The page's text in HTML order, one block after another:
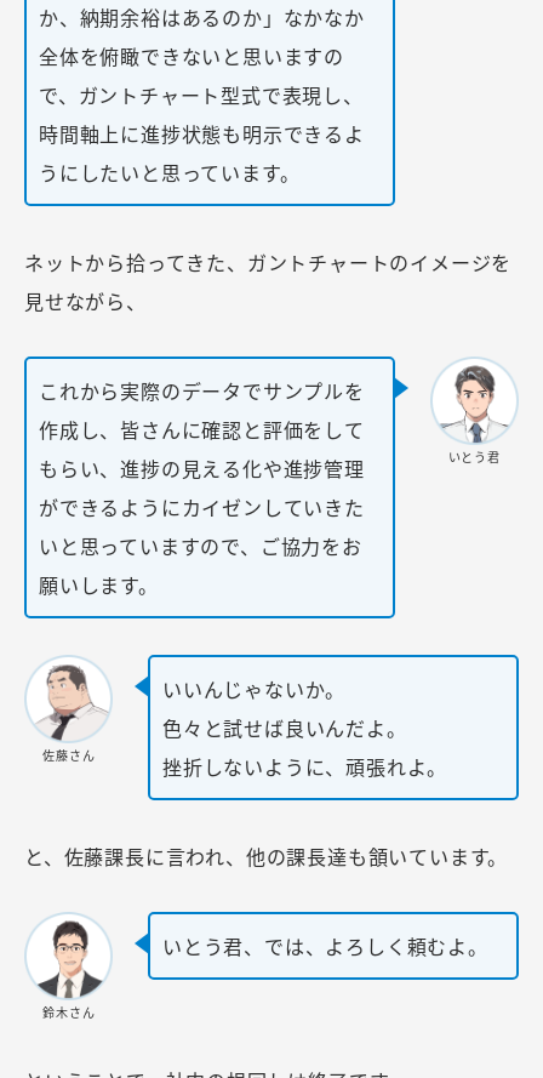
か、納期余裕はあるのか」なかなか
全体を俯瞰できないと思いますの
で、ガントチャート型式で表現し、
時間軸上に進捗状態も明示できるよ
うにしたいと思っています。
ネットから拾ってきた、ガントチャートのイメージを
見せながら、
これから実際のデータでサンプルを
作成し、皆さんに確認と評価をして
もらい、進捗の見える化や進捗管理
ができるようにカイゼンしていきた
いと思っていますので、ご協力をお
願いします。
いとう君
佐藤さん
いいんじゃないか。
色々と試せば良いんだよ。
挫折しないように、頑張れよ。
と、佐藤課長に言われ、他の課長達も頷いています。
鈴木さん
いとう君、では、よろしく頼むよ。